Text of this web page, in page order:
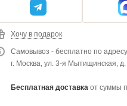
Хочу в подарок
Самовывоз - бесплатно по
г. Москва, ул. 3-я Мытищинская, д.
Бесплатная доставка от суммы